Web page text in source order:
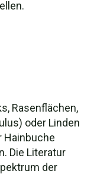
Rasenflächen,
oder Linden
Hainbuche
Die Literatur
der